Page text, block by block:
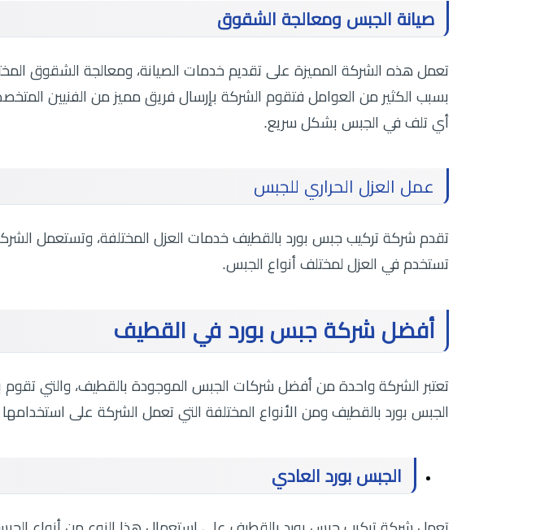
صيانة الجبس ومعالجة الشقوق
تعمل هذه الشركة المميزة على تقديم خدمات الصيانة، ومعالجة الشقوق
بسبب الكثير من العوامل فتقوم الشركة بإرسال فريق مميز من الفنيين
أي تلف في الجبس بشكل سريع.
عمل العزل الحراري للجبس
تقدم شركة تركيب جبس بورد بالقطيف خدمات العزل المختلفة، وتستعمل
تستخدم في العزل لمختلف أنواع الجبس.
أفضل شركة جبس بورد في القطيف
تعتبر الشركة واحدة من أفضل شركات الجبس الموجودة بالقطيف، والتي تقوم
الجبس بورد بالقطيف ومن الأنواع المختلفة التي تعمل الشركة على استخدامها
الجبس بورد العادي